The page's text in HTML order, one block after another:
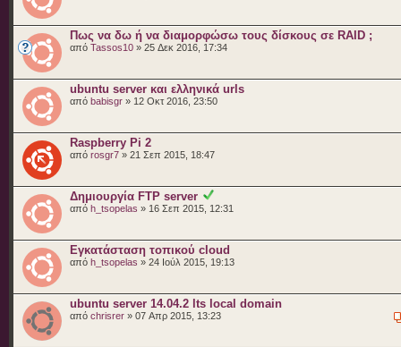
Πως να δω ή να διαμορφώσω τους δίσκους σε RAID ;
από Tassos10 » 25 Δεκ 2016, 17:34
ubuntu server και ελληνικά urls
από babisgr » 12 Οκτ 2016, 23:50
Raspberry Pi 2
από rosgr7 » 21 Σεπ 2015, 18:47
Δημιουργία FTP server
από h_tsopelas » 16 Σεπ 2015, 12:31
Εγκατάσταση τοπικού cloud
από h_tsopelas » 24 Ιούλ 2015, 19:13
ubuntu server 14.04.2 lts local domain
από chrisrer » 07 Απρ 2015, 13:23